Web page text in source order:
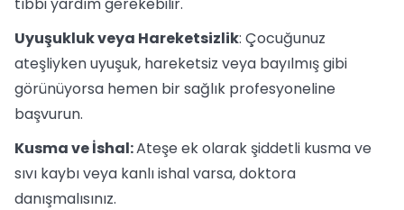
Uyuşukluk veya Hareketsizlik: Çocuğunuz
ateşliyken uyuşuk, hareketsiz veya bayılmış gibi
görünüyorsa hemen bir sağlık profesyoneline
başvurun.
Kusma ve İshal:Ateşe ek olarak şiddetli kusma ve
sıvı kaybı veya kanlı ishal varsa, doktora
danışmalısınız.